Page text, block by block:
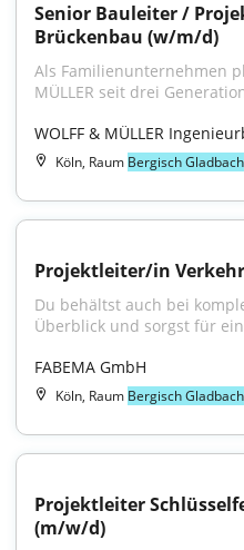
Senior Bauleiter /
Brückenbau (w/m/d)
Als Familienunternehmen
MÜLLER seit drei
WOLFF & MÜLLER
Köln, Raum Bergisch Gladbach
Projektleiter/in
Du behältst auch bei
Überblick und sorgst für
FABEMA GmbH
Köln, Raum Bergisch Gladbach
Projektleiter
(m/w/d)